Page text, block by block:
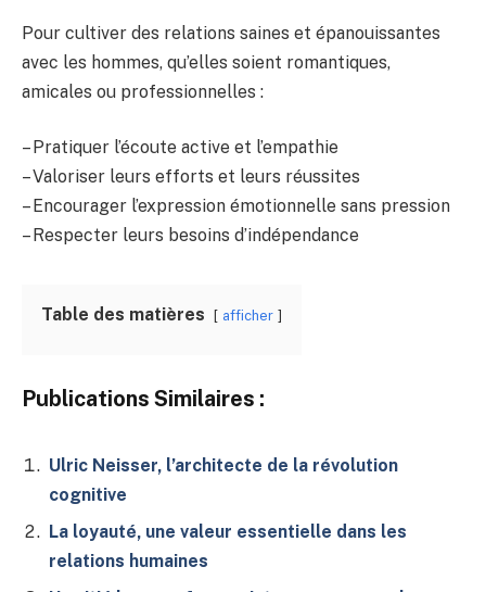
Pour cultiver des relations saines et épanouissantes
avec les hommes, qu’elles soient romantiques,
amicales ou professionnelles :
– Pratiquer l’écoute active et l’empathie
– Valoriser leurs efforts et leurs réussites
– Encourager l’expression émotionnelle sans pression
– Respecter leurs besoins d’indépendance
Table des matières afficher
Publications Similaires :
Ulric Neisser, l’architecte de la révolution
cognitive
La loyauté, une valeur essentielle dans les
relations humaines